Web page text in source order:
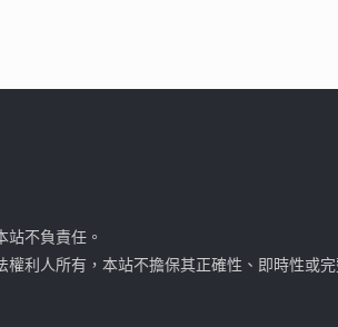
不負責任。
利人所有，本站不擔保其正確性、即時性或完